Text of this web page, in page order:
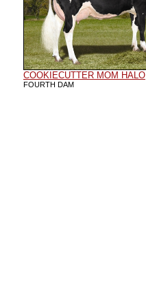
COOKIECUTTER MOM HALO
FOURTH DAM